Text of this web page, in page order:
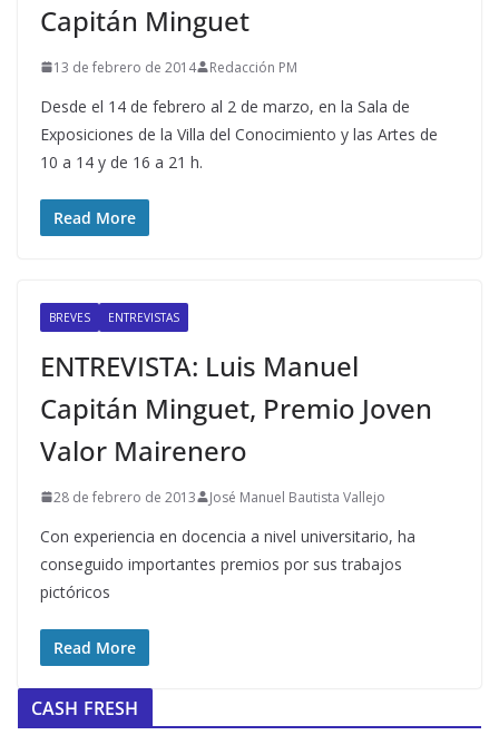
Capitán Minguet
13 de febrero de 2014 Redacción PM
Desde el 14 de febrero al 2 de marzo, en la Sala de
Exposiciones de la Villa del Conocimiento y las Artes de
10 a 14 y de 16 a 21 h.
Read More
BREVES ENTREVISTAS
ENTREVISTA: Luis Manuel
Capitán Minguet, Premio Joven
Valor Mairenero
28 de febrero de 2013 José Manuel Bautista Vallejo
Con experiencia en docencia a nivel universitario, ha
conseguido importantes premios por sus trabajos
pictóricos
Read More
CASH FRESH